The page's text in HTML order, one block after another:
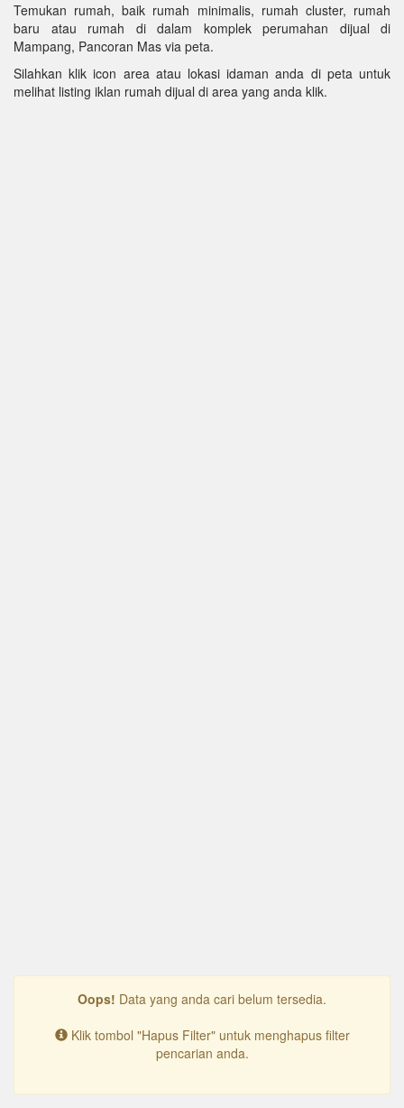
Temukan rumah, baik rumah minimalis, rumah cluster, rumah
baru atau rumah di dalam komplek perumahan dijual di
Mampang, Pancoran Mas via peta.
Silahkan klik icon area atau lokasi idaman anda di peta untuk
melihat listing iklan rumah dijual di area yang anda klik.
Oops! Data yang anda cari belum tersedia.
Klik tombol "Hapus Filter" untuk menghapus filter
pencarian anda.